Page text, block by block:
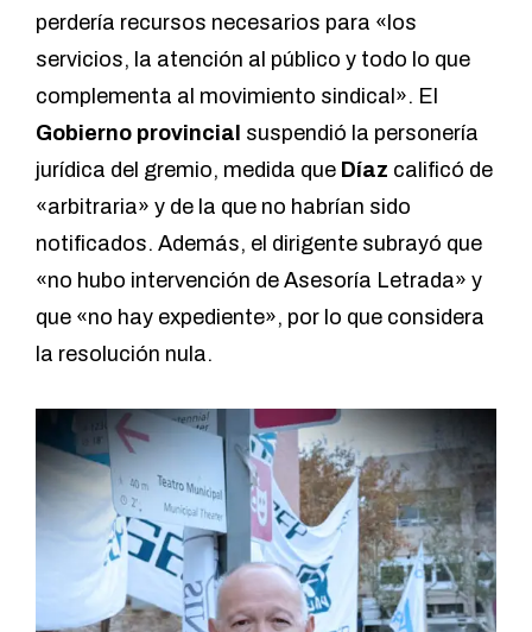
perdería recursos necesarios para «los
servicios, la atención al público y todo lo que
complementa al movimiento sindical». El
Gobierno provincial suspendió la personería
jurídica del gremio, medida que Díaz calificó de
«arbitraria» y de la que no habrían sido
notificados. Además, el dirigente subrayó que
«no hubo intervención de Asesoría Letrada» y
que «no hay expediente», por lo que considera
la resolución nula.